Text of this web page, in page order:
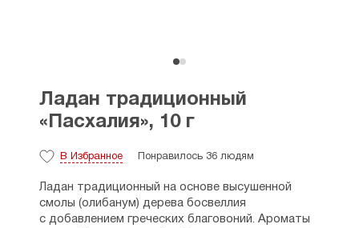
Ладан традиционный
«Пасхалия», 10 г
В Избранное Понравилось 36 людям
Ладан традиционный на основе высушенной
смолы (олибанум) дерева босвеллия
с добавлением греческих благовоний. Ароматы